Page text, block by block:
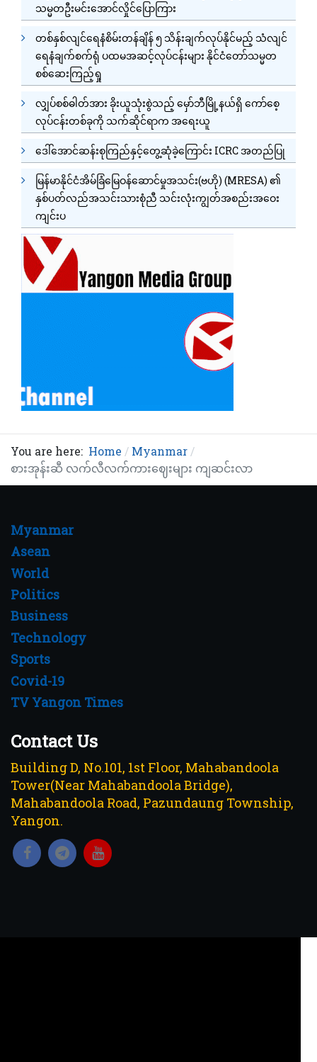
သမ္မတဦးမင်းအောင်လှိုင်ပြောကြား
တစ်နှစ်လျင်ရေနံစိမ်းတန်ချိန် ၅ သိန်းချက်လုပ်နိုင်မည့် သံလျင်
ရေနံချက်စက်ရုံ ပထမအဆင့်လုပ်ငန်းများ နိုင်ငံတော်သမ္မတ
စစ်ဆေးကြည့်ရှု
လျှပ်စစ်ဓါတ်အား ခိုးယူသုံးစွဲသည့် မှော်ဘီမြို့နယ်ရှိ ကော်စေ့
လုပ်ငန်းတစ်ခုကို သက်ဆိုင်ရာက အရေးယူ
ဒေါ်အောင်ဆန်းစုကြည်နှင့်တွေ့ဆုံခဲ့ကြောင်း ICRC အတည်ပြု
မြန်မာနိုင်ငံအိမ်ခြံမြေဝန်ဆောင်မှုအသင်း(ဗဟို) (MRESA) ၏
နှစ်ပတ်လည်အသင်းသားစုံညီ သင်းလုံးကျွတ်အစည်းအဝေး
ကျင်းပ
You are here: Home
Myanmar
စားအုန်းဆီ လက်လီလက်ကားဈေးများ ကျဆင်းလာ
Myanmar
Asean
World
Politics
Business
Technology
Sports
Covid-19
TV Yangon Times
Contact Us
Building D, No.101, 1st Floor, Mahabandoola
Tower(Near Mahabandoola Bridge),
Mahabandoola Road, Pazundaung Township,
Yangon.